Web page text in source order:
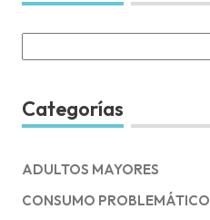
for:
Categorías
ADULTOS MAYORES
CONSUMO PROBLEMÁTICO